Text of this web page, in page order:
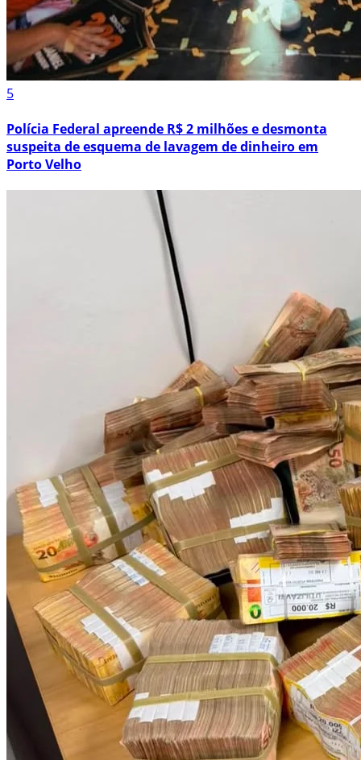
5
Polícia Federal apreende R$ 2 milhões e desmonta
suspeita de esquema de lavagem de dinheiro em
Porto Velho